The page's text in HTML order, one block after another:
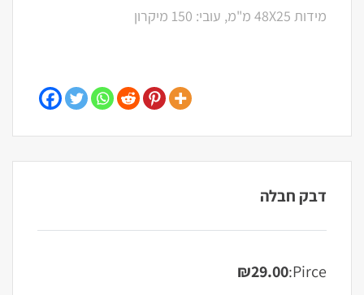
מידות 48X25 מ"מ, עובי: 150 מיקרון
דבק חבלה
Pirce:
₪29.00